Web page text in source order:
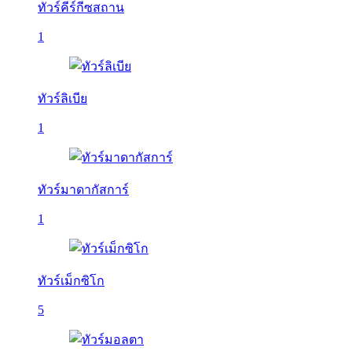
ทัวร์คีร์กีซสถาน
1
ทัวร์ลิเบีย
1
ทัวร์มาดากัสการ์
1
ทัวร์เม็กซิโก
5